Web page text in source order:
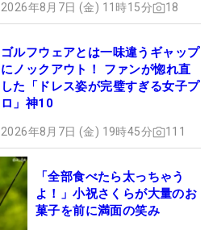
2026年8月7日 (金) 11時15分 18
ゴルフウェアとは一味違うギャップ
にノックアウト！ ファンが惚れ直
した「ドレス姿が完璧すぎる女子プ
ロ」神10
2026年8月7日 (金) 19時45分 111
「全部食べたら太っちゃう
よ！」小祝さくらが大量のお
菓子を前に満面の笑み